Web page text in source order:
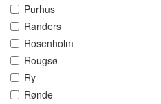
Purhus
Randers
Rosenholm
Rougsø
Ry
Rønde